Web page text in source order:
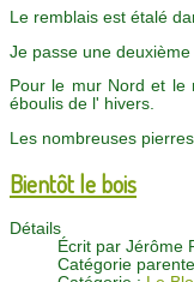
Le remblais est étalé
Je passe une
Pour le mur Nord et le
éboulis de l' hivers.
Les nombreuses
Bientôt le bois
Détails
Écrit par Jérôme
Catégorie